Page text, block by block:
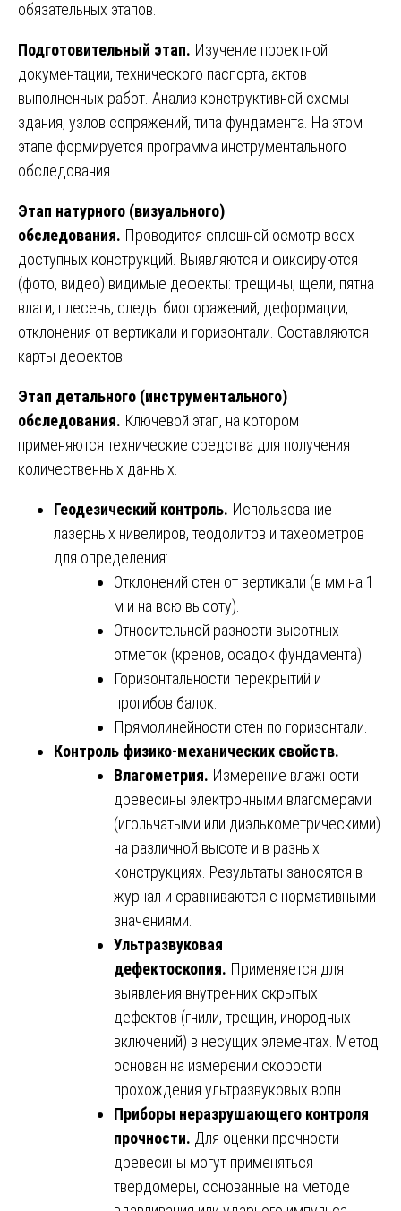
обязательных этапов.
Подготовительный этап. Изучение проектной
документации, технического паспорта, актов
выполненных работ. Анализ конструктивной схемы
здания, узлов сопряжений, типа фундамента. На этом
этапе формируется программа инструментального
обследования.
Этап натурного (визуального)
обследования. Проводится сплошной осмотр всех
доступных конструкций. Выявляются и фиксируются
(фото, видео) видимые дефекты: трещины, щели, пятна
влаги, плесень, следы биопоражений, деформации,
отклонения от вертикали и горизонтали. Составляются
карты дефектов.
Этап детального (инструментального)
обследования. Ключевой этап, на котором
применяются технические средства для получения
количественных данных.
Геодезический контроль. Использование
лазерных нивелиров, теодолитов и тахеометров
для определения:
Отклонений стен от вертикали (в мм на 1
м и на всю высоту).
Относительной разности высотных
отметок (кренов, осадок фундамента).
Горизонтальности перекрытий и
прогибов балок.
Прямолинейности стен по горизонтали.
Контроль физико-механических свойств.
Влагометрия. Измерение влажности
древесины электронными влагомерами
(игольчатыми или диэлькометрическими)
на различной высоте и в разных
конструкциях. Результаты заносятся в
журнал и сравниваются с нормативными
значениями.
Ультразвуковая
дефектоскопия. Применяется для
выявления внутренних скрытых
дефектов (гнили, трещин, инородных
включений) в несущих элементах. Метод
основан на измерении скорости
прохождения ультразвуковых волн.
Приборы неразрушающего контроля
прочности. Для оценки прочности
древесины могут применяться
твердомеры, основанные на методе